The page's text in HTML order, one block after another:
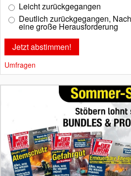
Leicht zurückgegangen
Deutlich zurückgegangen,
eine große Herausforderung
Umfragen